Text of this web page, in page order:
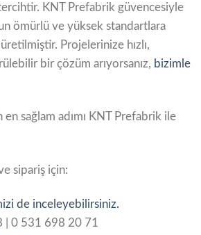
KNT Prefabrik güvencesiyle
ömürlü ve yüksek standartlara
Projelerinize hızlı,
bir çözüm arıyorsanız, bizimle
sağlam adımı KNT Prefabrik ile
sipariş için:
de inceleyebilirsiniz.
| 0 531 698 20 71